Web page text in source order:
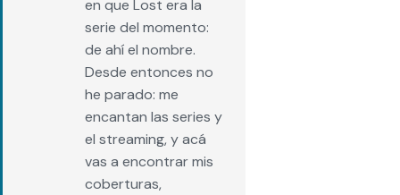
en que Lost era la
serie del momento:
de ahí el nombre.
Desde entonces no
he parado: me
encantan las series y
el streaming, y acá
vas a encontrar mis
coberturas,